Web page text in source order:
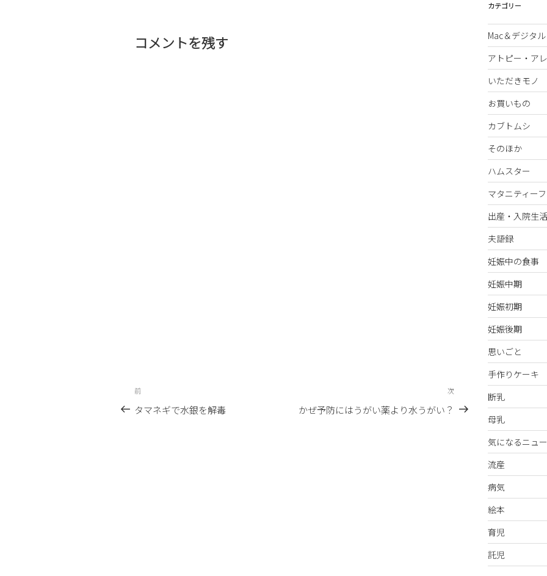
コメントを残す
投
稿
前
の
前
タマネギで水銀を解毒
次
の
次
かぜ予防にはうがい薬より水うがい？
カテゴリー
Mac＆デジタル
アトピー・ア
いただきモノ
お買いもの
カブトムシ
そのほか
ハムスター
マタニティー
出産・入院生活
夫語録
妊娠中の食事
妊娠中期
妊娠初期
妊娠後期
思いごと
手作りケーキ
断乳
母乳
気になるニュ
流産
病気
絵本
育児
託児